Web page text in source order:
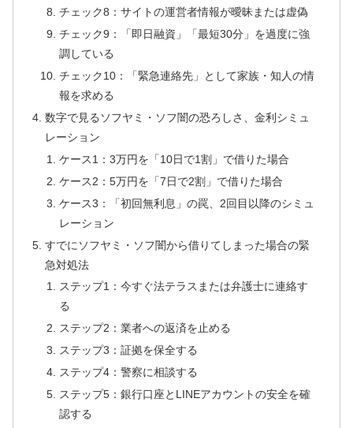
チェック8：サイトの運営者情報が曖昧または虚偽
チェック9：「即日融資」「最短30分」を過度に強
調している
チェック10：「緊急連絡先」として家族・知人の情
報を求める
数字で見るソフヤミ・ソフ闇の恐ろしさ、金利シミュ
レーション
ケース1：3万円を「10日で1割」で借りた場合
ケース2：5万円を「7日で2割」で借りた場合
ケース3：「初回無利息」の罠、2回目以降のシミュ
レーション
すでにソフヤミ・ソフ闇から借りてしまった場合の緊
急対処法
ステップ1：今すぐ法テラスまたは弁護士に連絡す
る
ステップ2：業者への返済を止める
ステップ3：証拠を保全する
ステップ4：警察に相談する
ステップ5：銀行口座とLINEアカウントの安全を確
認する